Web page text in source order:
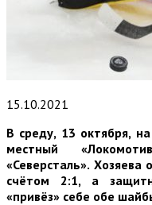
15.10.2021
В среду, 13 октября,
местный
«Северсталь».
счётом 2:1, а
«привёз» себе обе